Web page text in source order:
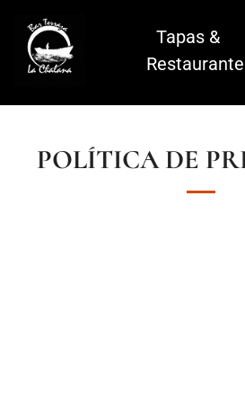
Tapas &
Restaurante
POLÍTICA DE